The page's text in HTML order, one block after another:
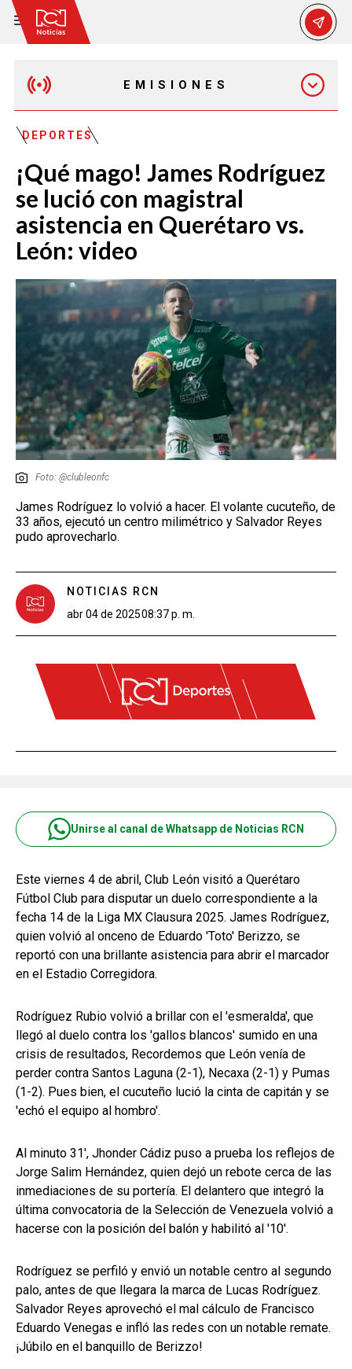
EMISIONES
EMISIÓN 12:30 PM
EMISIÓN 7:00 PM
EMISIÓN 11:30 PM
DEPORTES
¡Qué mago! James Rodríguez
se lució con magistral
asistencia en Querétaro vs.
León: video
Foto: @clubleonfc
James Rodríguez lo volvió a hacer. El volante cucuteño, de
33 años, ejecutó un centro milimétrico y Salvador Reyes
pudo aprovecharlo.
NOTICIAS RCN
abr 04 de 202508:37 p. m.
Unirse al canal de Whatsapp de Noticias RCN
Este viernes 4 de abril, Club León visitó a Querétaro
Fútbol Club para disputar un duelo correspondiente a la
fecha 14 de la Liga MX Clausura 2025. James Rodríguez,
quien volvió al onceno de Eduardo 'Toto' Berizzo, se
reportó con una brillante asistencia para abrir el marcador
en el Estadio Corregidora.
Rodríguez Rubio volvió a brillar con el 'esmeralda', que
llegó al duelo contra los 'gallos blancos' sumido en una
crisis de resultados, Recordemos que León venía de
perder contra Santos Laguna (2-1), Necaxa (2-1) y Pumas
(1-2). Pues bien, el cucuteño lució la cinta de capitán y se
'echó el equipo al hombro'.
Al minuto 31', Jhonder Cádiz puso a prueba los reflejos de
Jorge Salim Hernández, quien dejó un rebote cerca de las
inmediaciones de su portería. El delantero que integró la
última convocatoria de la Selección de Venezuela volvió a
hacerse con la posición del balón y habilitó al '10'.
Rodríguez se perfiló y envió un notable centro al segundo
palo, antes de que llegara la marca de Lucas Rodríguez.
Salvador Reyes aprovechó el mal cálculo de Francisco
Eduardo Venegas e infló las redes con un notable remate.
¡Júbilo en el banquillo de Berizzo!